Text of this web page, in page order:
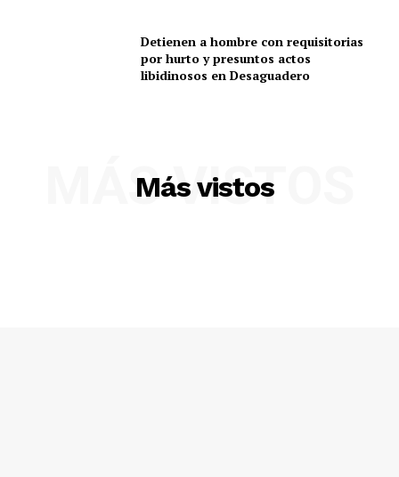
Detienen a hombre con requisitorias
por hurto y presuntos actos
libidinosos en Desaguadero
Más vistos
MÁS VISTOS